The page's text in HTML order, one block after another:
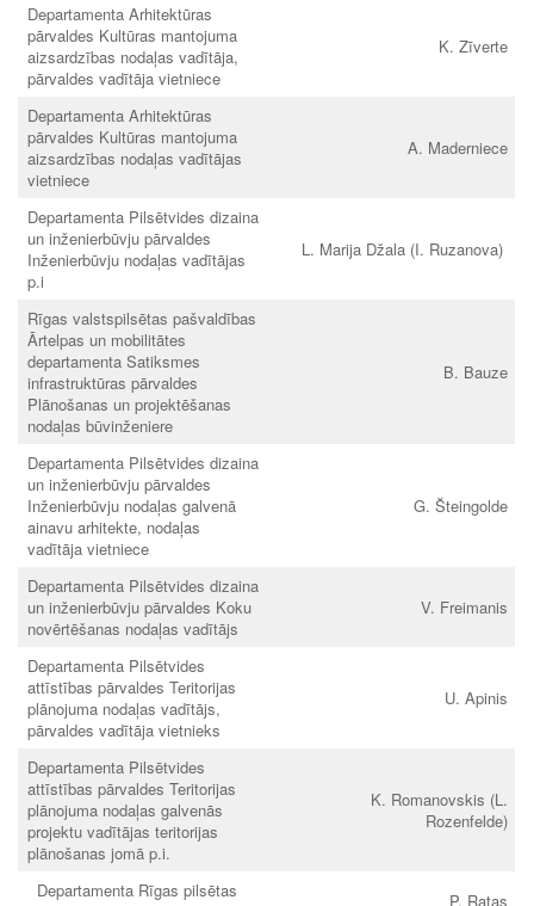
Departamenta Arhitektūras
pārvaldes Kultūras mantojuma
aizsardzības nodaļas vadītāja,
pārvaldes vadītāja vietniece
K. Zīverte
Departamenta Arhitektūras
pārvaldes Kultūras mantojuma
aizsardzības nodaļas vadītājas
vietniece
A. Maderniece
Departamenta Pilsētvides dizaina
un inženierbūvju pārvaldes
Inženierbūvju nodaļas vadītājas
p.i
L. Marija Džala (I. Ruzanova)
Rīgas valstspilsētas pašvaldības
Ārtelpas un mobilitātes
departamenta Satiksmes
infrastruktūras pārvaldes
Plānošanas un projektēšanas
nodaļas būvinženiere
B. Bauze
Departamenta Pilsētvides dizaina
un inženierbūvju pārvaldes
Inženierbūvju nodaļas galvenā
ainavu arhitekte, nodaļas
vadītāja vietniece
G. Šteingolde
Departamenta Pilsētvides dizaina
un inženierbūvju pārvaldes Koku
novērtēšanas nodaļas vadītājs
V. Freimanis
Departamenta Pilsētvides
attīstības pārvaldes Teritorijas
plānojuma nodaļas vadītājs,
pārvaldes vadītāja vietnieks
U. Apinis
Departamenta Pilsētvides
attīstības pārvaldes Teritorijas
plānojuma nodaļas galvenās
projektu vadītājas teritorijas
plānošanas jomā p.i.
K. Romanovskis (L.
Rozenfelde)
Departamenta Rīgas pilsētas
P. Ratas